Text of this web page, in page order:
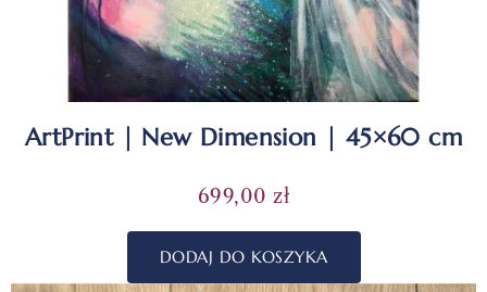
ArtPrint | New Dimension | 45×60 cm
699,00zł
DODAJ DO KOSZYKA